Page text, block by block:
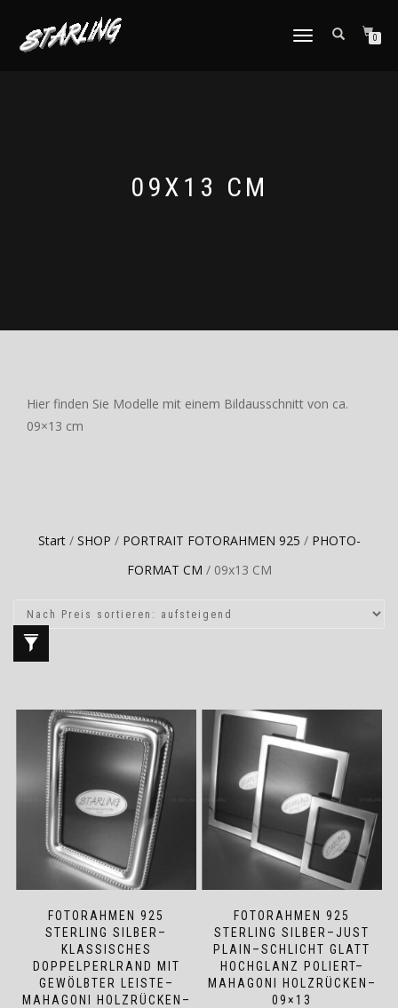
TOGGLE
0
09X13 CM
Hier finden Sie Modelle mit einem Bildausschnitt von ca.
09×13 cm
Start/ SHOP / PORTRAIT FOTORAHMEN 925 / PHOTO-
FORMAT CM / 09x13 CM
FOTORAHMEN 925
STERLING SILBER–
KLASSISCHES
DOPPELPERLRAND MIT
GEWÖLBTER LEISTE–
MAHAGONI HOLZRÜCKEN–
FOTORAHMEN 925
STERLING SILBER–JUST
PLAIN–SCHLICHT GLATT
HOCHGLANZ POLIERT–
MAHAGONI HOLZRÜCKEN–
09×13